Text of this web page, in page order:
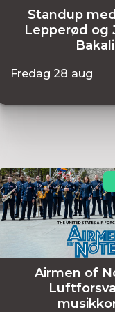
Standup
Lepperød og
Bakali
Fredag 28 aug
Airmen of